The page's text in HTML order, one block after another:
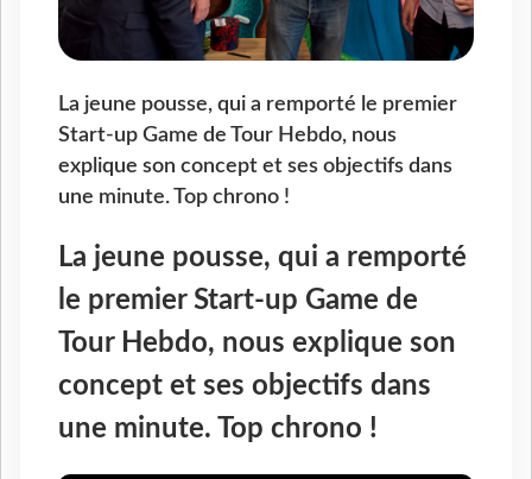
La jeune pousse, qui a remporté le premier
Start-up Game de Tour Hebdo, nous
explique son concept et ses objectifs dans
une minute. Top chrono !
La jeune pousse, qui a remporté
le premier Start-up Game de
Tour Hebdo, nous explique son
concept et ses objectifs dans
une minute. Top chrono !